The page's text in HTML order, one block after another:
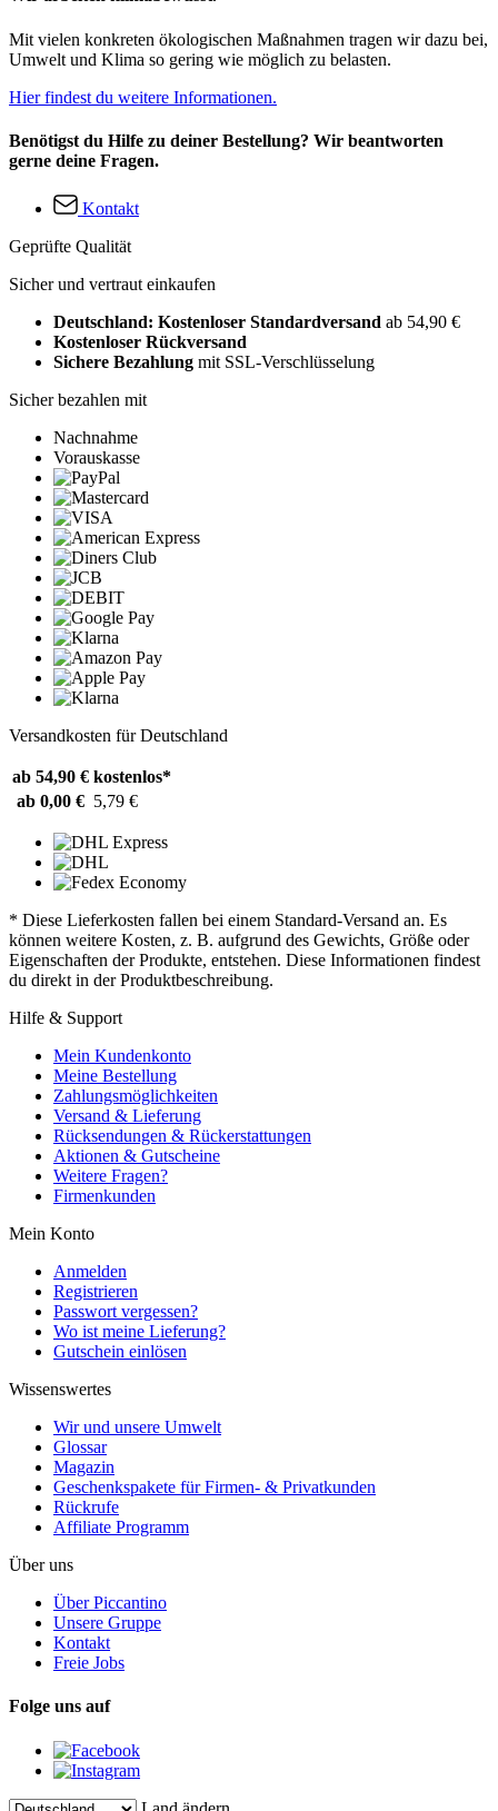
Mit vielen konkreten ökologischen Maßnahmen tragen wir dazu bei,
Umwelt und Klima so gering wie möglich zu belasten.
Hier findest du weitere Informationen.
Benötigst du Hilfe zu deiner Bestellung? Wir beantworten
gerne deine Fragen.
Kontakt
Geprüfte Qualität
Sicher und vertraut einkaufen
Deutschland: Kostenloser Standardversand ab 54,90 €
Kostenloser Rückversand
Sichere Bezahlung mit SSL-Verschlüsselung
Sicher bezahlen mit
Nachnahme
Vorauskasse
Versandkosten für Deutschland
ab 54,90 € kostenlos*
ab 0,00 € 5,79 €
* Diese Lieferkosten fallen bei einem Standard-Versand an. Es
können weitere Kosten, z. B. aufgrund des Gewichts, Größe oder
Eigenschaften der Produkte, entstehen. Diese Informationen findest
du direkt in der Produktbeschreibung.
Hilfe & Support
Mein Kundenkonto
Meine Bestellung
Zahlungsmöglichkeiten
Versand & Lieferung
Rücksendungen & Rückerstattungen
Aktionen & Gutscheine
Weitere Fragen?
Firmenkunden
Mein Konto
Anmelden
Registrieren
Passwort vergessen?
Wo ist meine Lieferung?
Gutschein einlösen
Wissenswertes
Wir und unsere Umwelt
Glossar
Magazin
Geschenkspakete für Firmen- & Privatkunden
Rückrufe
Affiliate Programm
Über uns
Über Piccantino
Unsere Gruppe
Kontakt
Freie Jobs
Folge uns auf